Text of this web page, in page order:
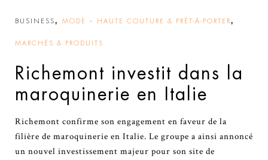
BUSINESS, MODE – HAUTE COUTURE & PRÊT-À-PORTER,
MARCHÉS & PRODUITS
Richemont investit dans la
maroquinerie en Italie
Richemont confirme son engagement en faveur de la
filière de maroquinerie en Italie. Le groupe a ainsi annoncé
un nouvel investissement majeur pour son site de